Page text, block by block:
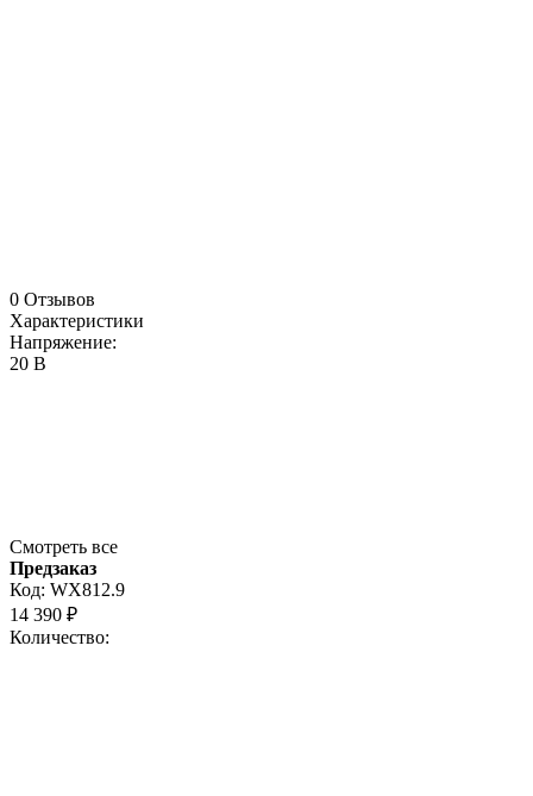
0 Отзывов
Характеристики
Напряжение:
20 В
Смотреть все
Предзаказ
Код: WX812.9
14 390 ₽
Количество: